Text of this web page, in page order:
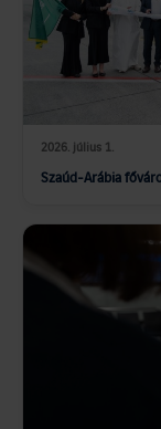
2026. július 1.
Szaúd-Arábia